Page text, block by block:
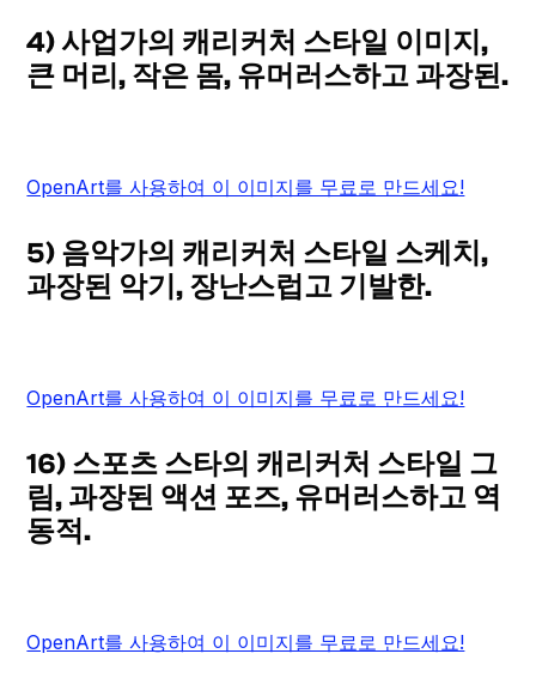
4) 사업가의 캐리커처 스타일 이미지,
큰 머리, 작은 몸, 유머러스하고 과장된.
OpenArt를 사용하여 이 이미지를 무료로 만드세요!
5) 음악가의 캐리커처 스타일 스케치,
과장된 악기, 장난스럽고 기발한.
OpenArt를 사용하여 이 이미지를 무료로 만드세요!
16) 스포츠 스타의 캐리커처 스타일 그
림, 과장된 액션 포즈, 유머러스하고 역
동적.
OpenArt를 사용하여 이 이미지를 무료로 만드세요!